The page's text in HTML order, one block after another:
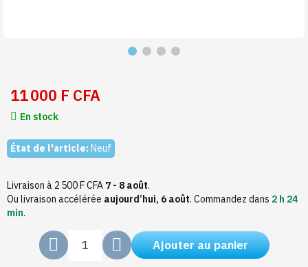
11 000 F CFA
En stock
État de l'article: Neuf
Livraison à 2 500 F CFA 7 - 8 août.
Ou livraison accélérée aujourd’hui, 6 août. Commandez dans 2 h 24
min.
Ajouter au panier